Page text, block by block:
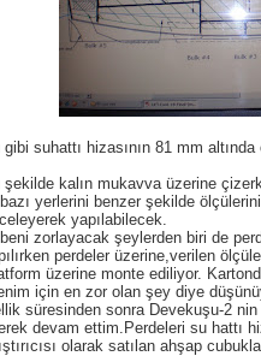
suhattı hizasının 81 mm altında
kalın mukavva üzerine
yerlerini benzer şekilde
yapılabilecek.
zorlayacak şeylerden biri de
perdeler üzerine,verilen
üzerine monte ediliyor.
için en zor olan şey diye
süresinden sonra Devekuşu-2
devam ettim.Perdeleri su hattı
olarak satılan ahşap